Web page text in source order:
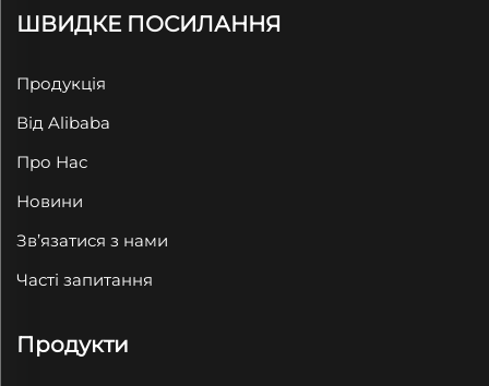
ШВИДКЕ ПОСИЛАННЯ
Продукція
Від Alibaba
Про Нас
Новини
Зв’язатися з нами
Часті запитання
Продукти